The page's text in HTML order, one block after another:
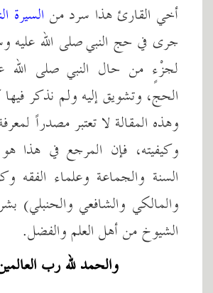
أخي القارئ هذا سرد من السيرة
جرى في حج النبي صلى الله عليه
لجزْءٍ من حال النبي صلى الله
الحج، وتشويق إليه ولم نذكر
وهذه المقالة لا تعتبر مصدراً
وكيفيته، فإن المرجع في هذا
السنة والجماعة وعلماء الفقه
والمالكي والشافعي والحنبلي)
الشيوخ من أهل العلم والفضل.
والحمد لله رب